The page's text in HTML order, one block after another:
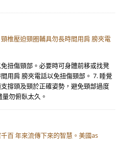
椎壓迫頸圈輔具勿長時間用肩 膀夾電
扭傷頸部。必要時可身體前移或找凳
用肩 膀夾電話以免扭傷頸部。 7. 睡覺
撐頭及頸於正確姿勢，避免頸部過度
勿俯臥太久。
百 年來流傳下來的智慧。美國as